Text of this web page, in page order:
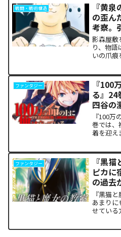
戦闘・戦術構造
『黄
の歪ん
考察。
震える
影森屋敷
り、物
いの爪痕
ど熱く焦
は、13
ファンタジー
『100
る』24
四谷の
『100
巻では、
着を迎え
ち塞が
和論」
ファンタジー
『黒
ピカに
の過去
『黒猫
あまりに
せている